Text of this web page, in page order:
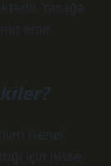
Yasağa
emir
Genel
için hisse